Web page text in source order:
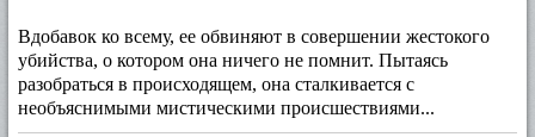
Вдобавок ко всему, ее обвиняют в совершении жестокого
убийства, о котором она ничего не помнит. Пытаясь
разобраться в происходящем, она сталкивается с
необъяснимыми мистическими происшествиями...